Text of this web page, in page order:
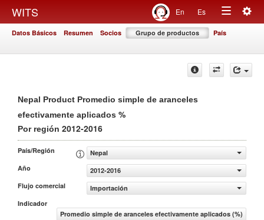
WITS En Es
Toggle
Datos Básicos Resumen Socios Grupo de productos País
Nepal Product Promedio simple de aranceles
efectivamente aplicados %
Por región 2012-2016
País/Región
Nepal
Año
2012-2016
Flujo comercial
Importación
Indicador
Promedio simple de aranceles efectivamente aplicados (%)